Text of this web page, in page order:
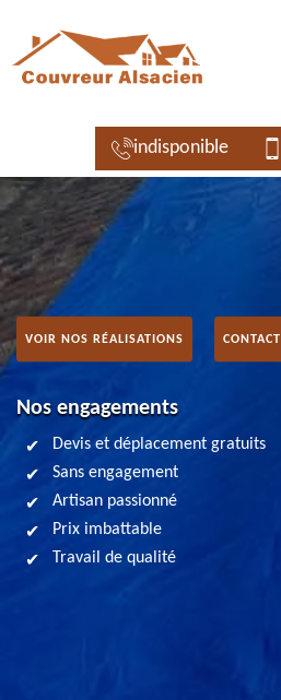
indisponible
VOIR NOS RÉALISATIONS
Nos engagements
Devis et déplacement gratuits
Sans engagement
Artisan passionné
Prix imbattable
Travail de qualité